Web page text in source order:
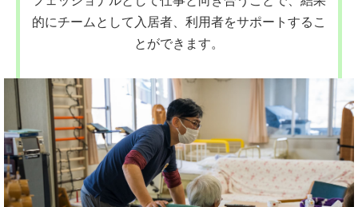
的にチームとして入居者、利用者をサポートするこ
とができます。